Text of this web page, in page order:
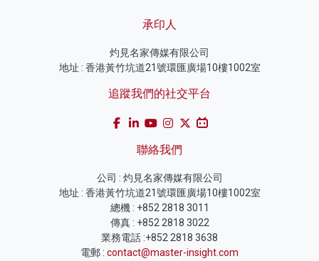
承印人
灼見名家傳媒有限公司
地址 : 香港黃竹坑道21號環匯廣場10樓1002室
追蹤我們的社交平台
聯絡我們
公司 : 灼見名家傳媒有限公司
地址 : 香港黃竹坑道21號環匯廣場10樓1002室
總機 : +852 2818 3011
傳真 : +852 2818 3022
業務電話 :+852 2818 3638
電郵 : contact@master-insight.com